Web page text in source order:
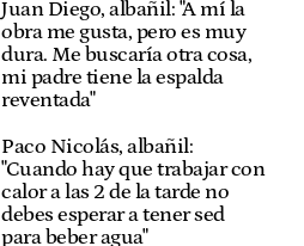
Juan Diego, albañil: "A mí la
obra me gusta, pero es muy
dura. Me buscaría otra cosa,
mi padre tiene la espalda
reventada"
Paco Nicolás, albañil:
"Cuando hay que trabajar con
calor a las 2 de la tarde no
debes esperar a tener sed
para beber agua"